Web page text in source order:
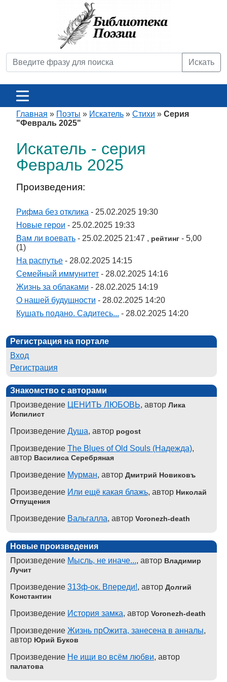
Искать
Главная » Поэты » Искатель » Стихи » Серия
"Февраль 2025"
Искатель - серия
Февраль 2025
Произведения:
Рифма без отклика - 25.02.2025 19:30
Новые герои - 25.02.2025 19:33
Вам ли воевать - 25.02.2025 21:47 , рейтинг - 5,00
(1)
На распутье - 28.02.2025 14:15
Семейный иммунитет - 28.02.2025 14:16
Жизнь за облаками - 28.02.2025 14:19
О нашей будущности - 28.02.2025 14:20
Кушать подано. Садитесь... - 28.02.2025 14:20
Регистрация на портале
Вход
Регистрация
Знакомство с авторами
Произведение ЦЕНИТЬ ЛЮБОВЬ, автор Лика
Испилист
Произведение Душа, автор pogost
Произведение The Blues of Old Souls (Надежда),
автор Василиса Серебряная
Произведение Мурман, автор Дмитрий Новиковъ
Произведение Или ещё какая блажь, автор Николай
Отпущения
Произведение Вальгалла, автор Voronezh-death
Новые произведения
Произведение Мысль, не иначе..., автор Владимир
Лучит
Произведение 313ф-ок. Впереди!, автор Долгий
Константин
Произведение История замка, автор Voronezh-death
Произведение Жизнь прОжита, занесена в анналы,
автор Юрий Буков
Произведение Не ищи во всём любви, автор
палатова